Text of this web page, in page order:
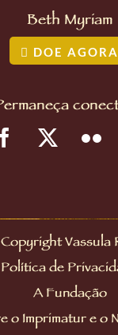
Beth Myriam
DOE AGORA
Vassula
Política de
A Fundação
o Imprimatur e o